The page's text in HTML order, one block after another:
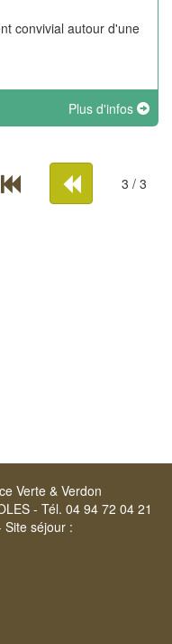
convivial autour d'une
Plus d'infos
3 / 3
Verte & Verdon
- Tél. 04 94 72 04 21
Site séjour :